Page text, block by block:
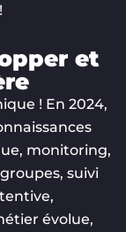
et
! En 2024,
monitoring,
suivi
évolue,